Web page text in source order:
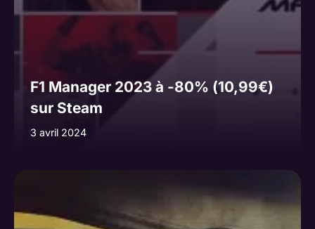
F1 Manager 2023 à -80% (10,99€)
sur Steam
3 avril 2024